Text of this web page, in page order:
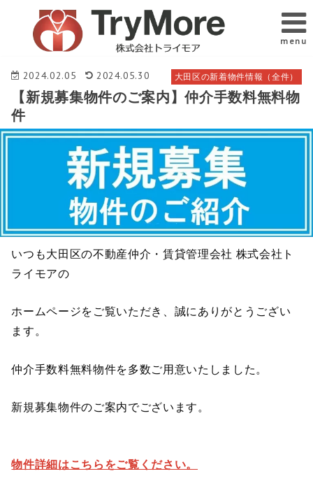
menu
大田区の新着物件情報（全件）
2024.02.05 2024.05.30
【新規募集物件のご案内】仲介手数料無料物
件
いつも大田区の不動産仲介・賃貸管理会社 株式会社ト
ライモアの
ホームページをご覧いただき、誠にありがとうござい
ます。
仲介手数料無料物件を多数ご用意いたしました。
新規募集物件のご案内でございます。
物件詳細はこちらをご覧ください。